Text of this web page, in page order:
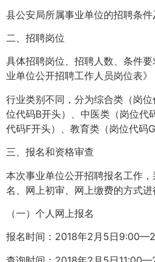
县公安局所属事业单位的招聘条件
二、招聘岗位
具体招聘岗位、招聘人数、条件
业单位公开招聘工作人员岗位表
行业类别不同，分为综合类（岗
位代码B开头）、中医类（岗位代
代码F开头）、教育类（岗位代码G
三、报名和资格审查
本次事业单位公开招聘报名工作
名、网上初审、网上缴费的方式进
（一）个人网上报名
报名时间：2018年2月5日